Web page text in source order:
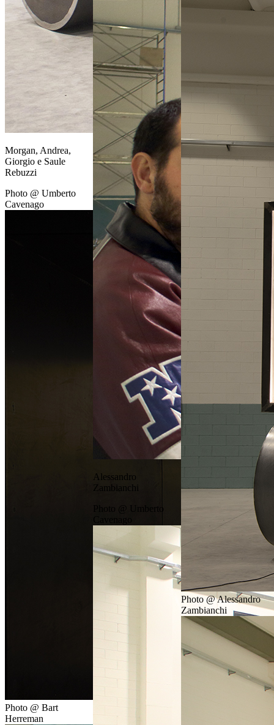
Morgan, Andrea,
Giorgio e Saule
Rebuzzi
Photo @ Umberto
Cavenago
Photo @ Bart
Herreman
Alessandro
Zambianchi
Photo @ Umberto
Photo @ Alessandro
Zambianchi